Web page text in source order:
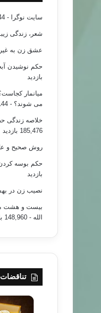
سایت نوگرا - 823,844 بازدید
شعر، زندگی
عشق زن به
حکم نوشیدن
بازدید
میانمار
می شوند؟ - 196,144 بازدید
خلاصه زندگی
185,476 بازدید
روش صحیح و
حکم بوسه کردن
بازدید
نصیب زن در
بیست و هشت
الله - 148,960 بازدید